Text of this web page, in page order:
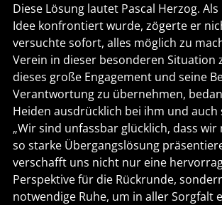
Diese Lösung lautet Pascal Herzog.
Idee konfrontiert wurde, zögerte er
versuchte sofort, alles möglich zu
Verein in dieser besonderen Situation
dieses große Engagement und seine
Verantwortung zu übernehmen,
Heiden ausdrücklich bei ihm und auch
„Wir sind unfassbar glücklich, dass wir
so starke Übergangslösung
verschafft uns nicht nur eine
Perspektive für die Rückrunde,
notwendige Ruhe, um in aller Sorgfalt